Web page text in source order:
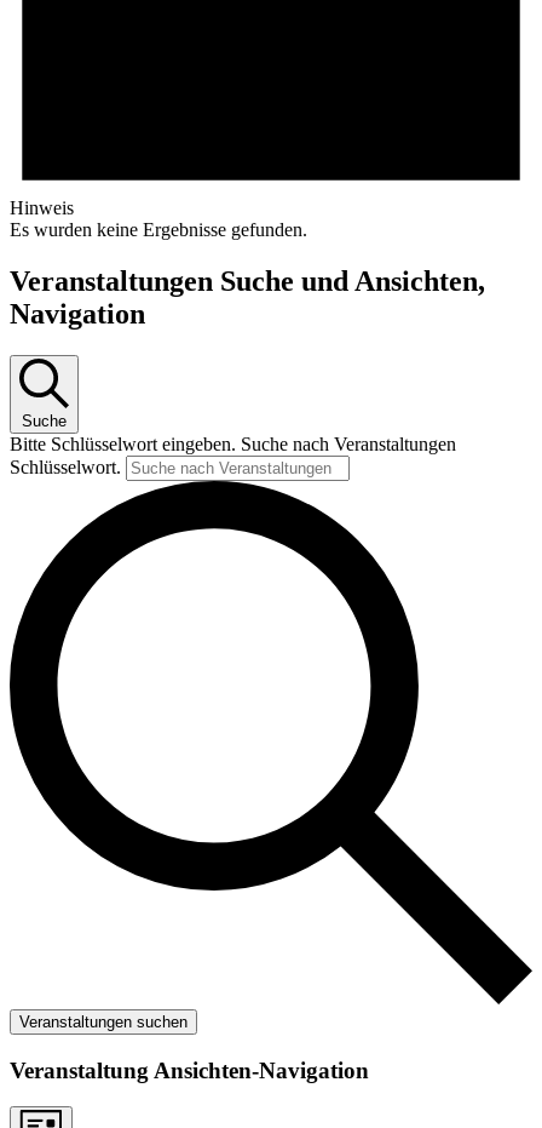
Hinweis
Es wurden keine Ergebnisse gefunden.
Veranstaltungen Suche und Ansichten,
Navigation
Suche
Bitte Schlüsselwort eingeben. Suche nach Veranstaltungen
Schlüsselwort.
Veranstaltungen suchen
Veranstaltung Ansichten-Navigation